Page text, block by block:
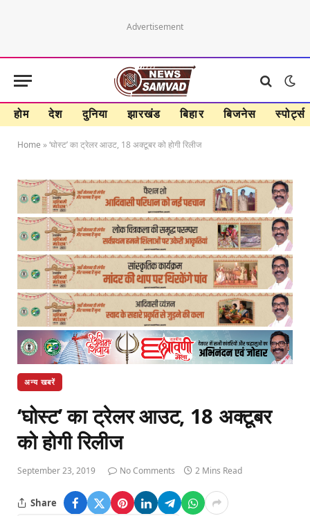
Advertisement
होम देश दुनिया झारखंड बिहार बिजनेस स्पोर्ट्स
Home »‘घोस्ट’ का ट्रेलर आउट, 18 अक्टूबर को होगी रिलीज
अन्य खबरें
‘घोस्ट’ का ट्रेलर आउट, 18 अक्टूबर
को होगी रिलीज
September 23, 2019 No Comments 2 Mins Read
Share